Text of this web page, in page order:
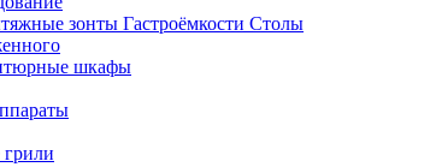
зонты Гастроёмкости Столы
шкафы